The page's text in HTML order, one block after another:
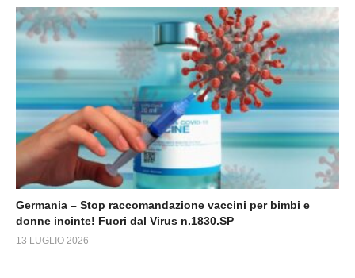
Germania – Stop raccomandazione vaccini per bimbi e
donne incinte! Fuori dal Virus n.1830.SP
13 LUGLIO 2026